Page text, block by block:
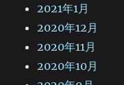
2021年1月
2020年12月
2020年11月
2020年10月